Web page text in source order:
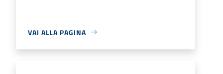
VAI ALLA PAGINA